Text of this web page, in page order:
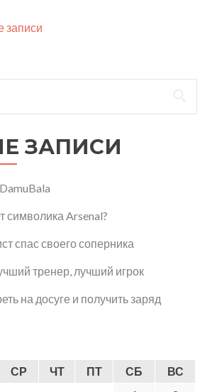
по записям
ЗАПИСИ
символика Arsenal?
спас своего соперника
тренер, лучший игрок
на досуге и получить заряд
СР ЧТ ПТ СБ ВС